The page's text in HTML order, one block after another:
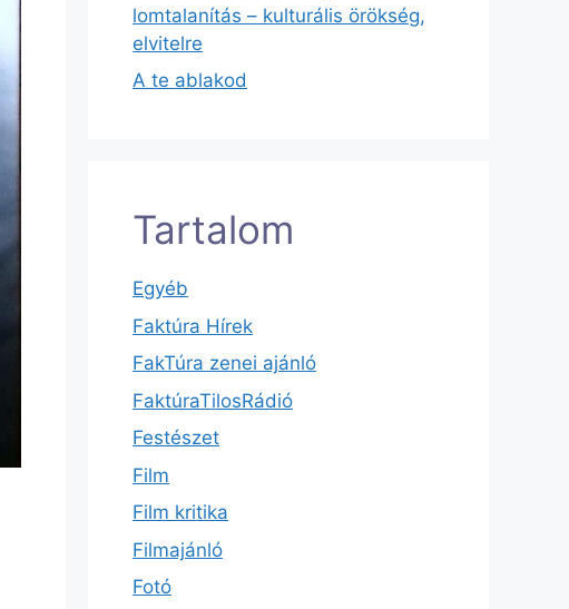
lomtalanítás – kulturális örökség,
elvitelre
A te ablakod
Tartalom
Egyéb
Faktúra Hírek
FakTúra zenei ajánló
FaktúraTilosRádió
Festészet
Film
Film kritika
Filmajánló
Fotó